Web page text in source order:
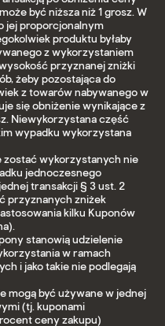
być niższa niż 1 grosz. W
jej proporcjonalnym
produktu byłaby
z wykorzystaniem
przyznanej zniżki
żeby pozostająca do
z towarów nabywanego w
się obniżenie wynikające z
Niewykorzystana część
wypadku wykorzystana
zostać wykorzystanych nie
jednoczesnego
transakcji § 3 ust. 2
przyznanych zniżek
kilku Kuponów
stanowią udzielenie
w ramach
i jako takie nie podlegają
mogą być używane w jednej
(tj. kuponami
ceny zakupu)